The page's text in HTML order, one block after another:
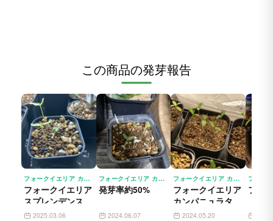
この商品の発芽報告
フォークイエリア カンパニュラタ FOUQUIERIA SPLENDENS SSP. CAMPANULATA
フォークイエリア
スプレンデンスカ
ンパニュラタ
2025.03.06
フォークイエリア カンパニュラタ FOUQUIERIA SPLENDENS SSP. CAMPANULATA
発芽率約50%
2024.06.07
フォークイエリア カンパニュラタ FOUQUIERIA SPLENDENS SSP. CAMPANULATA
フォークイエリア
カンパニュラタ
2024.05.20
フォ